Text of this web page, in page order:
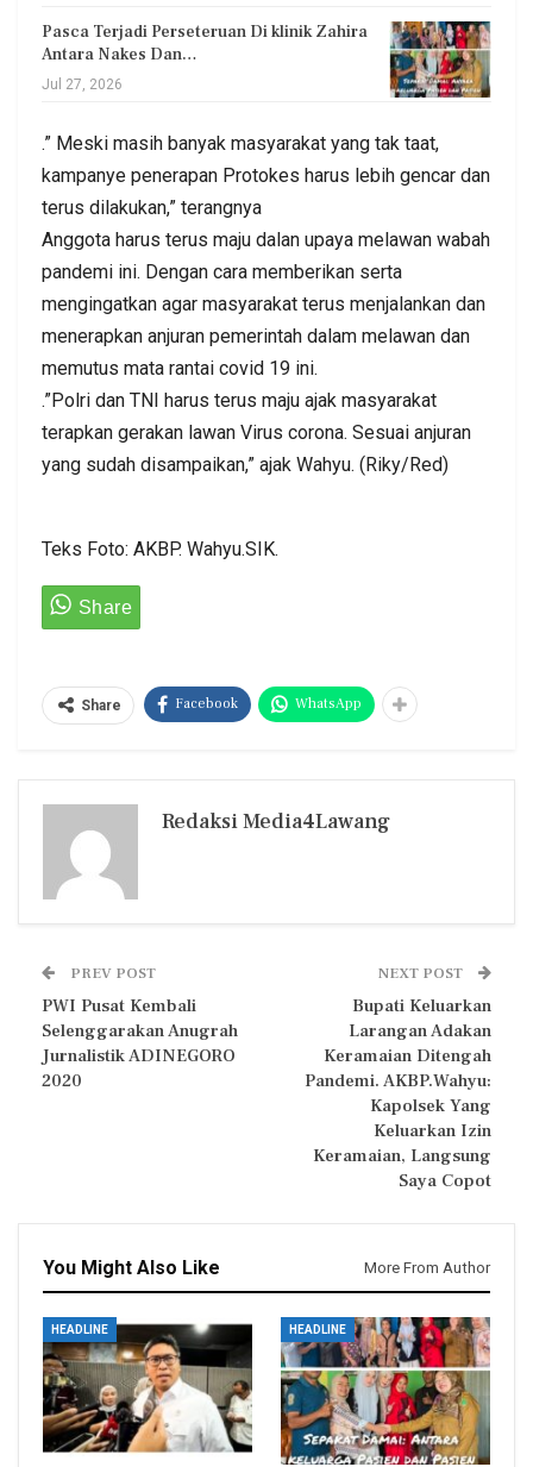
Pasca Terjadi Perseteruan Di klinik Zahira
Antara Nakes Dan…
Jul 27, 2026
.” Meski masih banyak masyarakat yang tak taat,
kampanye penerapan Protokes harus lebih gencar dan
terus dilakukan,” terangnya
Anggota harus terus maju dalan upaya melawan wabah
pandemi ini. Dengan cara memberikan serta
mengingatkan agar masyarakat terus menjalankan dan
menerapkan anjuran pemerintah dalam melawan dan
memutus mata rantai covid 19 ini.
.”Polri dan TNI harus terus maju ajak masyarakat
terapkan gerakan lawan Virus corona. Sesuai anjuran
yang sudah disampaikan,” ajak Wahyu. (Riky/Red)
Teks Foto: AKBP. Wahyu.SIK.
Share Facebook WhatsApp
Redaksi Media4Lawang
PREV POST
PWI Pusat Kembali
Selenggarakan Anugrah
Jurnalistik ADINEGORO
2020
NEXT POST
Bupati Keluarkan
Larangan Adakan
Keramaian Ditengah
Pandemi. AKBP.Wahyu:
Kapolsek Yang
Keluarkan Izin
Keramaian, Langsung
Saya Copot
You Might Also Like More From Author
HEADLINE HEADLINE